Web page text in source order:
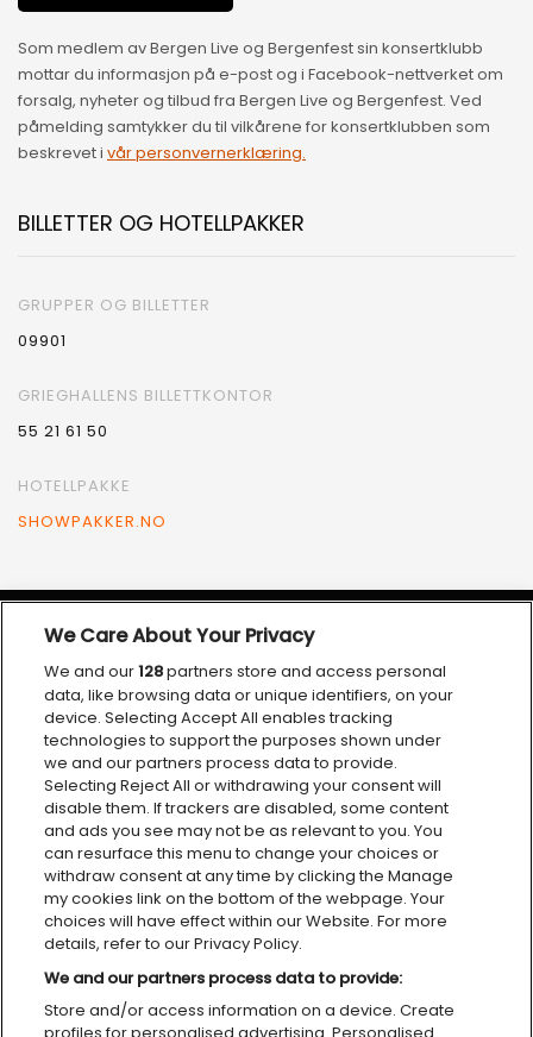
Som medlem av Bergen Live og Bergenfest sin konsertklubb
mottar du informasjon på e-post og i Facebook-nettverket om
forsalg, nyheter og tilbud fra Bergen Live og Bergenfest. Ved
påmelding samtykker du til vilkårene for konsertklubben som
beskrevet i vår personvernerklæring.
BILLETTER OG HOTELLPAKKER
GRUPPER OG BILLETTER
09901
GRIEGHALLENS BILLETTKONTOR
55 21 61 50
HOTELLPAKKE
SHOWPAKKER.NO
VÅRE SAMARBEIDSPARTNERE
PersonvernerklæringTilgjengelighetserklæringCookies
We Care About Your Privacy
We and our128partners store and access personal
data, like browsing data or unique identifiers, on your
device. Selecting Accept All enables tracking
technologies to support the purposes shown under
we and our partners process data to provide.
Selecting Reject All or withdrawing your consent will
disable them. If trackers are disabled, some content
and ads you see may not be as relevant to you. You
can resurface this menu to change your choices or
withdraw consent at any time by clicking the Manage
my cookies link on the bottom of the webpage. Your
choices will have effect within our Website. For more
details, refer to our Privacy Policy.
We and our partners process data to provide:
Store and/or access information on a device. Create